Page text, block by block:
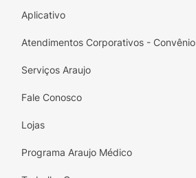
Aplicativo
Atendimentos Corporativos - Convênio
Serviços Araujo
Fale Conosco
Lojas
Programa Araujo Médico